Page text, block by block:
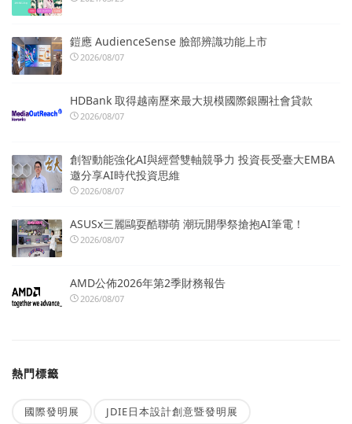
鎧應 AudienceSense 臉部辨識功能上市
2026/08/07
HDBank 取得越南歷來最大規模國際銀團社會貸款
2026/08/07
創智動能強化AI與經營雙軸競爭力 投資長受臺大EMBA
邀分享AI時代投資思維
2026/08/07
ASUSx三麗鷗耍酷聯萌 潮玩開學祭搶抱AI筆電！
2026/08/07
AMD公佈2026年第2季財務報告
2026/08/07
熱門標籤
國際發明展 JDIE日本設計創意暨發明展